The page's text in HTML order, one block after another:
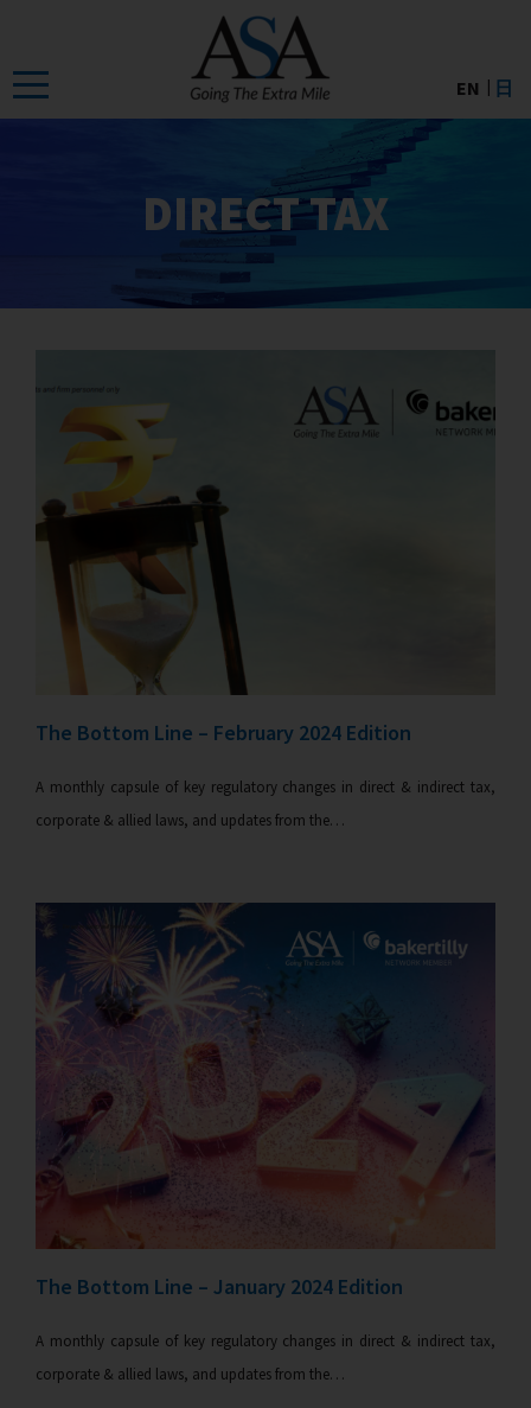
the
content
EN 日
DIRECT TAX
The Bottom Line – February 2024 Edition
A monthly capsule of key regulatory changes in direct & indirect tax,
corporate & allied laws, and updates from the…
The Bottom Line – January 2024 Edition
A monthly capsule of key regulatory changes in direct & indirect tax,
corporate & allied laws, and updates from the…